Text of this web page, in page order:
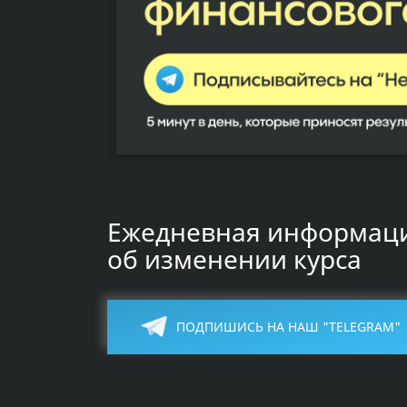
Ежедневная
об изменении курса
ПОДПИШИСЬ НА НАШ "TELEGRAM"